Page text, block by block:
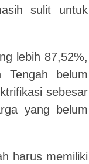
sulit untuk
lebih 87,52%,
belum
sebesar
yang belum
harus memiliki